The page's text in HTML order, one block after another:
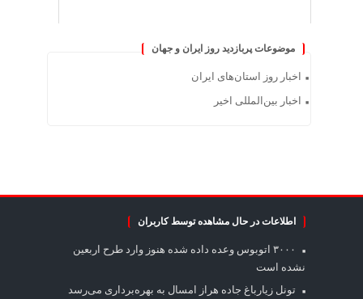
موضوعات پربازدید روز ایران و جهان
اخبار روز استان‌های ایران
اخبار بین‌المللی اخیر
اطلاعات در حال مشاهده توسط کاربران
۳۰۰۰ اتوبوس وعده داده شده هنوز وارد طرح اربعین
نشده است
تونل زیارباغ جاده هراز امسال به بهره‌برداری می‌رسد